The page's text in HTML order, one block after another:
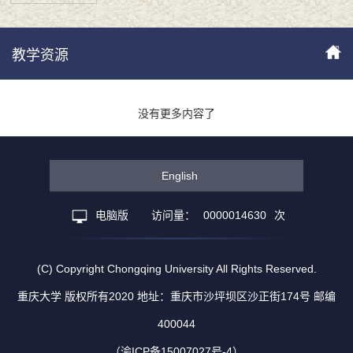
教学资源
没有更多内容了
English
电脑版 访问量： 0000014630 次
(C) Copyright Chongqing University All Rights Reserved.
重庆大学 版权所有2020 地址：重庆市沙坪坝区沙正街174号 邮编
400044